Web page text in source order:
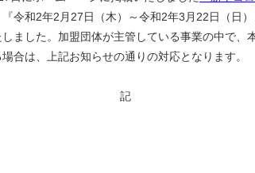
令和2年2月27日（木）～令和2年3月22日（日
ました。加盟団体が主管している事業の中で、
合は、上記お知らせの通りの対応となります。
記